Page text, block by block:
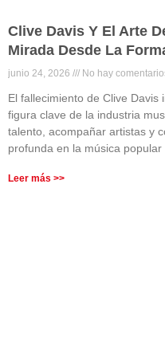
Clive Davis Y El Arte
Mirada Desde La
junio 24, 2026 No hay
El fallecimiento de Clive
figura clave de la industria
talento, acompañar artistas y
profunda en la música popular
Leer más >>